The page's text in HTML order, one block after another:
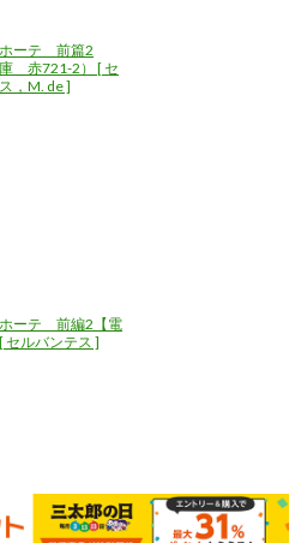
ホーテ 前篇2
庫 赤721-2） [ セ
，M. de ]
ホーテ 前編2【電
セルバンテス ]